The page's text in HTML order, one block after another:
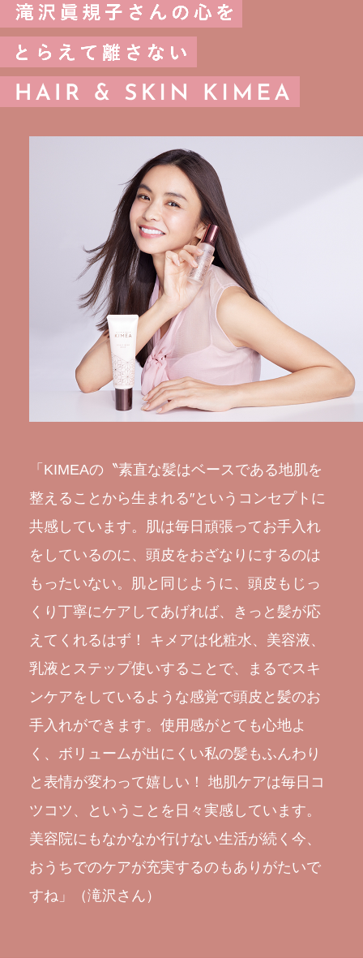
「KIMEAの〝素直な髪はベースである地肌を
整えることから生まれる″というコンセプトに
共感しています。肌は毎日頑張ってお手入れ
をしているのに、頭皮をおざなりにするのは
もったいない。肌と同じように、頭皮もじっ
くり丁寧にケアしてあげれば、きっと髪が応
えてくれるはず！ キメアは化粧水、美容液、
乳液とステップ使いすることで、まるでスキ
ンケアをしているような感覚で頭皮と髪のお
手入れができます。使用感がとても心地よ
く、ボリュームが出にくい私の髪もふんわり
と表情が変わって嬉しい！ 地肌ケアは毎日コ
ツコツ、ということを日々実感しています。
美容院にもなかなか行けない生活が続く今、
おうちでのケアが充実するのもありがたいで
すね」（滝沢さん）